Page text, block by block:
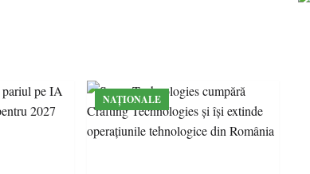
NAȚIONALE